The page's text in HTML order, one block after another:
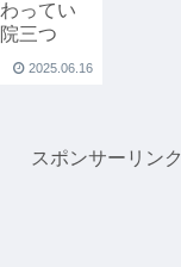
ってい
三つ
2025.06.16
スポンサーリンク